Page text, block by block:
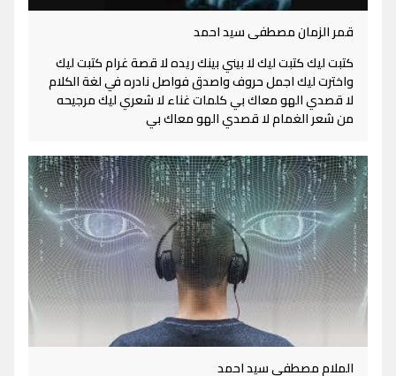
قمر الزمان مصطفى سيد احمد
كتبت ليك كتبت ليك لا بيني بينك ريده لا قصة غرام كتبت ليك
واخترت ليك اجمل حروف واصدق فواصل نادره في لغة الكلام
لا قصدي الهو معاك بي كلمات غناء لا شعري ليك مرجيحه
من شعر الغمام لا قصدي الهو معاك بي
الملام مصطفى سيد احمد